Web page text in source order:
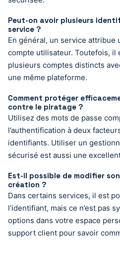
Peut-on avoir plusieurs
service ?
En général, un service attribue
compte utilisateur. Toutefois, il
plusieurs comptes distincts
une même plateforme.
Comment protéger
contre le piratage ?
Utilisez des mots de passe
l’authentification à deux
identifiants. Utiliser un
sécurisé est aussi une
Est-il possible de modifier
création ?
Dans certains services, il est
l’identifiant, mais ce n’est pas
options dans votre espace
support client pour savoir